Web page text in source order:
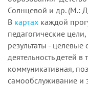
Солнцевой и др. (М.:
В картах каждой
педагогические
результаты -
деятельность детей
коммуникативная,
самообслуживание и